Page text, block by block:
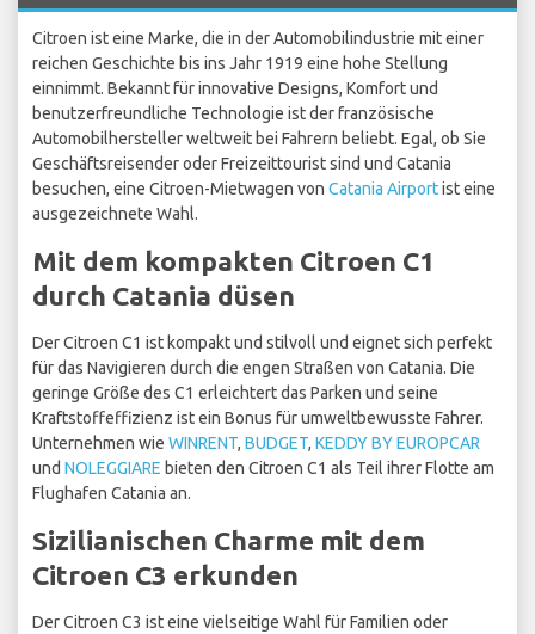
Citroen ist eine Marke, die in der Automobilindustrie mit einer
reichen Geschichte bis ins Jahr 1919 eine hohe Stellung
einnimmt. Bekannt für innovative Designs, Komfort und
benutzerfreundliche Technologie ist der französische
Automobilhersteller weltweit bei Fahrern beliebt. Egal, ob Sie
Geschäftsreisender oder Freizeittourist sind und Catania
besuchen, eine Citroen-Mietwagen von Catania Airportist eine
ausgezeichnete Wahl.
Mit dem kompakten Citroen C1
durch Catania düsen
Der Citroen C1 ist kompakt und stilvoll und eignet sich perfekt
für das Navigieren durch die engen Straßen von Catania. Die
geringe Größe des C1 erleichtert das Parken und seine
Kraftstoffeffizienz ist ein Bonus für umweltbewusste Fahrer.
Unternehmen wie WINRENT, BUDGET, KEDDY BY EUROPCAR
und NOLEGGIARE bieten den Citroen C1 als Teil ihrer Flotte am
Flughafen Catania an.
Sizilianischen Charme mit dem
Citroen C3 erkunden
Der Citroen C3 ist eine vielseitige Wahl für Familien oder